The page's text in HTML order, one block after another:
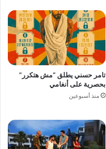
تامر حسني يطلق “مش هتكرر”
بحصرية على أنغامي
منذ أسبوعين